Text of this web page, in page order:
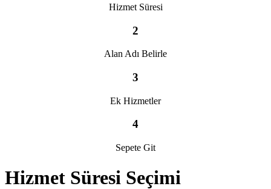
Hizmet Süresi
2
Alan Adı Belirle
3
Ek Hizmetler
4
Sepete Git
Hizmet Süresi Seçimi